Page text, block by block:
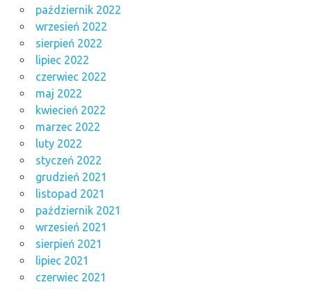
październik 2022
wrzesień 2022
sierpień 2022
lipiec 2022
czerwiec 2022
maj 2022
kwiecień 2022
marzec 2022
luty 2022
styczeń 2022
grudzień 2021
listopad 2021
październik 2021
wrzesień 2021
sierpień 2021
lipiec 2021
czerwiec 2021